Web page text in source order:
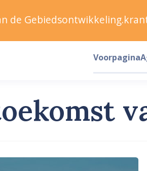
de
Voorpagina